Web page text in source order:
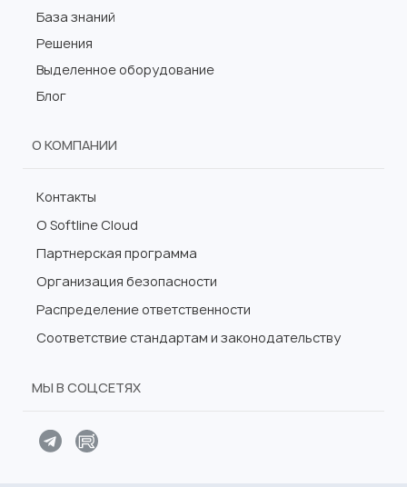
База знаний
Решения
Выделенное оборудование
Блог
О КОМПАНИИ
Контакты
О Softline Cloud
Партнерская программа
Организация безопасности
Распределение ответственности
Соответствие стандартам и законодательству
МЫ В СОЦСЕТЯХ